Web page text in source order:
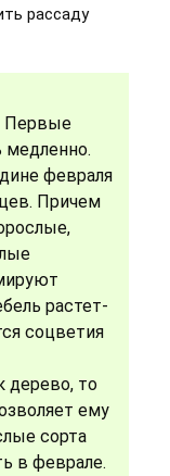
рассаду
Первые
медленно.
февраля
Причем
растет-
соцветия
дерево, то
ему
сорта
в феврале.